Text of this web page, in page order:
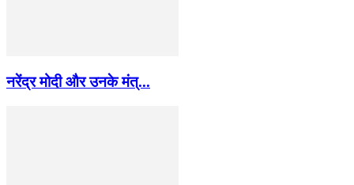
नरेंद्र मोदी और उनके मंत्...